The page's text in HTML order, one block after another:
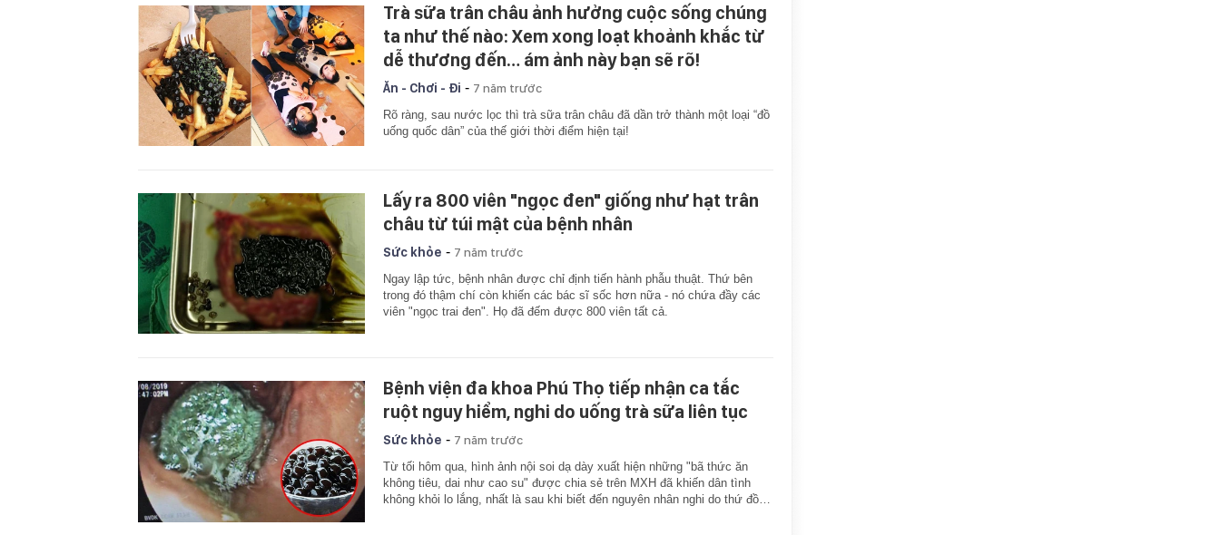
Trà sữa trân châu ảnh hưởng cuộc sống chúng
ta như thế nào: Xem xong loạt khoảnh khắc từ
dễ thương đến… ám ảnh này bạn sẽ rõ!
Ăn - Chơi - Đi - 7 năm trước
Rõ ràng, sau nước lọc thì trà sữa trân châu đã dần trở thành một loại “đồ
uống quốc dân” của thế giới thời điểm hiện tại!
Lấy ra 800 viên "ngọc đen" giống như hạt trân
châu từ túi mật của bệnh nhân
Sức khỏe - 7 năm trước
Ngay lập tức, bệnh nhân được chỉ định tiến hành phẫu thuật. Thứ bên
trong đó thậm chí còn khiến các bác sĩ sốc hơn nữa - nó chứa đầy các
viên "ngọc trai đen". Họ đã đếm được 800 viên tất cả.
Bệnh viện đa khoa Phú Thọ tiếp nhận ca tắc
ruột nguy hiểm, nghi do uống trà sữa liên tục
Sức khỏe - 7 năm trước
Từ tối hôm qua, hình ảnh nội soi dạ dày xuất hiện những "bã thức ăn
không tiêu, dai như cao su" được chia sẻ trên MXH đã khiến dân tình
không khỏi lo lắng, nhất là sau khi biết đến nguyên nhân nghi do thứ đồ…